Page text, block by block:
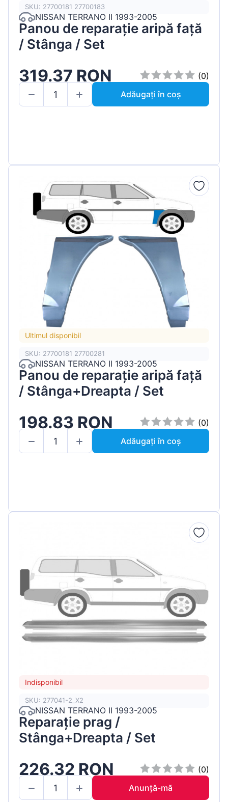
SKU: 27700181 27700183
NISSAN TERRANO II 1993-2005
Panou de reparație aripă față
/ Stânga / Set
319.37 RON
(0)
Adăugați în coș
Ultimul disponibil
SKU: 27700181 27700281
NISSAN TERRANO II 1993-2005
Panou de reparație aripă față
/ Stânga+Dreapta / Set
198.83 RON
(0)
Adăugați în coș
Indisponibil
SKU: 277041-2_X2
NISSAN TERRANO II 1993-2005
Reparație prag /
Stânga+Dreapta / Set
226.32 RON
(0)
Anunță-mă